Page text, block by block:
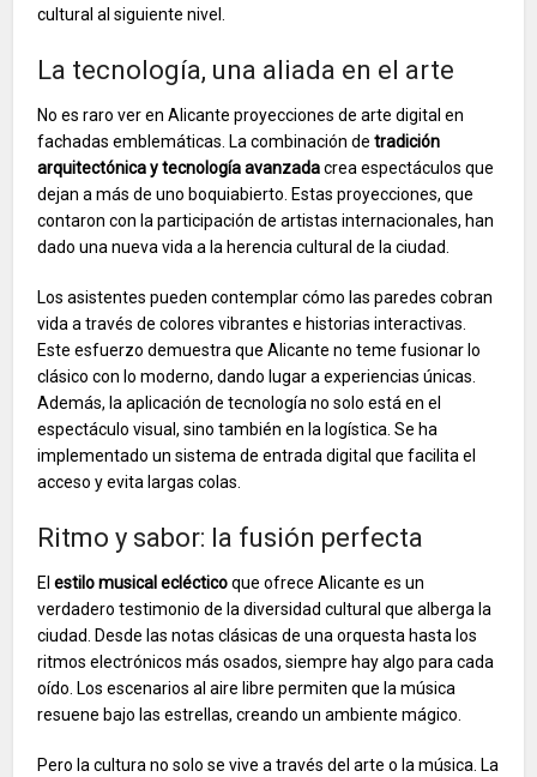
cultural al siguiente nivel.
La tecnología, una aliada en el arte
No es raro ver en Alicante proyecciones de arte digital en
fachadas emblemáticas. La combinación detradición
arquitectónica y tecnología avanzadacrea espectáculos que
dejan a más de uno boquiabierto. Estas proyecciones, que
contaron con la participación de artistas internacionales, han
dado una nueva vida a la herencia cultural de la ciudad.
Los asistentes pueden contemplar cómo las paredes cobran
vida a través de colores vibrantes e historias interactivas.
Este esfuerzo demuestra que Alicante no teme fusionar lo
clásico con lo moderno, dando lugar a experiencias únicas.
Además, la aplicación de tecnología no solo está en el
espectáculo visual, sino también en la logística. Se ha
implementado un sistema de entrada digital que facilita el
acceso y evita largas colas.
Ritmo y sabor: la fusión perfecta
Elestilo musical eclécticoque ofrece Alicante es un
verdadero testimonio de la diversidad cultural que alberga la
ciudad. Desde las notas clásicas de una orquesta hasta los
ritmos electrónicos más osados, siempre hay algo para cada
oído. Los escenarios al aire libre permiten que la música
resuene bajo las estrellas, creando un ambiente mágico.
Pero la cultura no solo se vive a través del arte o la música. La